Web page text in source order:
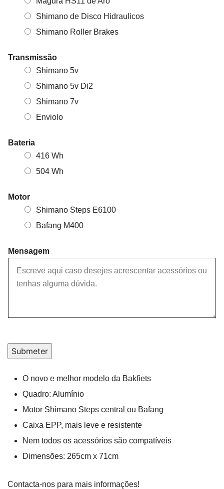
Shimano de Disco Hidraulicos
Shimano Roller Brakes
Transmissão
Shimano 5v
Shimano 5v Di2
Shimano 7v
Enviolo
Bateria
416 Wh
504 Wh
Motor
Shimano Steps E6100
Bafang M400
Mensagem
Submeter
O novo e melhor modelo da Bakfiets
Quadro: Alumínio
Motor Shimano Steps central ou Bafang
Caixa EPP, mais leve e resistente
Nem todos os acessórios são compatíveis
Dimensões: 265cm x 71cm
Contacta-nos para mais informações!